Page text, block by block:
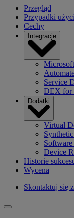
Przegląd
Przypadki
Cechy
Integracje
Service
DEX for
Dodatki
Virtual
Device
Historie
Wycena
Skontaktuj się